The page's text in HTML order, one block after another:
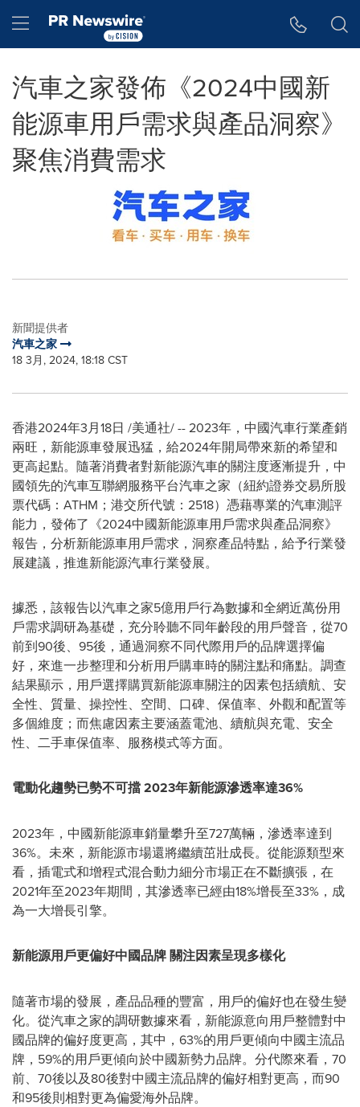
Hamburger menu
汽車之家發佈《2024中國新
能源車用戶需求與產品洞察》
聚焦消費需求
新聞提供者
汽車之家
18 3月, 2024, 18:18 CST
香港2024年3月18日 /美通社/ -- 2023年，中國汽車行業產銷
兩旺，新能源車發展迅猛，給2024年開局帶來新的希望和
更高起點。隨著消費者對新能源汽車的關注度逐漸提升，中
國領先的汽車互聯網服務平台汽車之家（紐約證券交易所股
票代碼：ATHM；港交所代號：2518）憑藉專業的汽車測評
能力，發佈了《2024中國新能源車用戶需求與產品洞察》
報告，分析新能源車用戶需求，洞察產品特點，給予行業發
展建議，推進新能源汽車行業發展。
據悉，該報告以汽車之家5億用戶行為數據和全網近萬份用
戶需求調研為基礎，充分聆聽不同年齡段的用戶聲音，從70
前到90後、95後，通過洞察不同代際用戶的品牌選擇偏
好， 來進一步整理和分析用戶購車時的關注點和痛點。調查
結果顯示，用戶選擇購買新能源車關注的因素包括續航、安
全性、質量、操控性、空間、口碑、保值率、外觀和配置等
多個維度；而焦慮因素主要涵蓋電池、續航與充電、安全
性、二手車保值率、服務模式等方面。
電動化趨勢已勢不可擋2023年新能源滲透率達36%
2023年，中國新能源車銷量攀升至727萬輛，滲透率達到
36%。未來，新能源市場還將繼續茁壯成長。從能源類型來
看，插電式和增程式混合動力細分市場正在不斷擴張，在
2021年至2023年期間，其滲透率已經由18%增長至33%，成
為一大增長引擎。
新能源用戶更偏好中國品牌關注因素呈現多樣化
隨著市場的發展，產品品種的豐富，用戶的偏好也在發生變
化。從汽車之家的調研數據來看，新能源意向用戶整體對中
國品牌的偏好度更高，其中，63%的用戶更傾向中國主流品
牌，59%的用戶更傾向於中國新勢力品牌。分代際來看，70
前、70後以及80後對中國主流品牌的偏好相對更高，而90
和95後則相對更為偏愛海外品牌。